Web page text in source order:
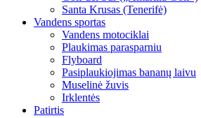
Santa Krusas (Tenerifė)
Vandens sportas
Vandens motociklai
Plaukimas parasparniu
Flyboard
Pasiplaukiojimas bananų laivu
Muselinė žuvis
Irklentės
Patirtis